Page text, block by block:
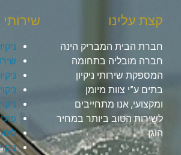
קצת עלינו
חברת הבית המבריק הינה
חברה מובליה בתחומה
המספקת שירותי ניקיון
בתים ע”י צוות מיומן
ומקצועי, אנו מתחייבים
לשירות הטוב ביותר במחיר
הוגן.